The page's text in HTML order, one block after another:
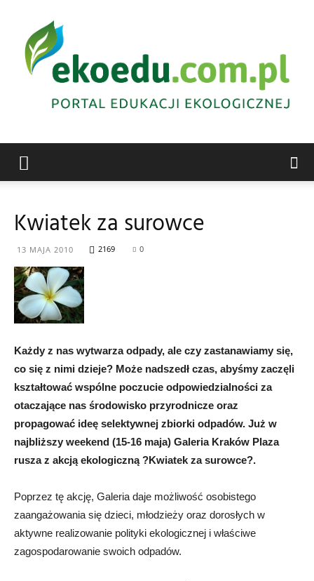
Kwiatek za surowce
13 MAJA 2010 2169 0
Każdy z nas wytwarza odpady, ale czy zastanawiamy się,
co się z nimi dzieje? Może nadszedł czas, abyśmy zaczęli
kształtować wspólne poczucie odpowiedzialności za
otaczające nas środowisko przyrodnicze oraz
propagować ideę selektywnej zbiorki odpadów. Już w
najbliższy weekend (15-16 maja) Galeria Kraków Plaza
rusza z akcją ekologiczną ?Kwiatek za surowce?.
Poprzez tę akcję, Galeria daje możliwość osobistego
zaangażowania się dzieci, młodzieży oraz dorosłych w
aktywne realizowanie polityki ekologicznej i właściwe
zagospodarowanie swoich odpadów.